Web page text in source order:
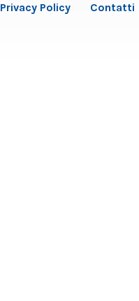
Privacy Policy Contatti